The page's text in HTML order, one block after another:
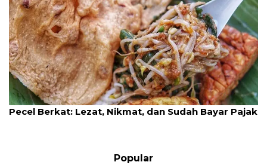
Resep Lumpia Sosis, Camilan Favorit Anak-anak
Popular